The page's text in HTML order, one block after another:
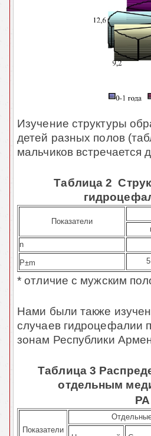
Изучение структуры
детей разных полов
мальчиков встречается
Таблица 2
Показатели
n
P±m
* отличие с мужским
Нами были также
случаев гидроцефалии
зонам Республики
Таблица 3
отдельным
Показатели